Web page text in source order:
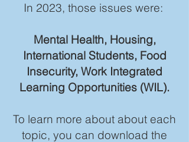
In 2023, those issues were:
Mental Health, Housing,
International Students, Food
Insecurity, Work Integrated
Learning Opportunities (WIL).
To learn more about about each
topic, you can download the